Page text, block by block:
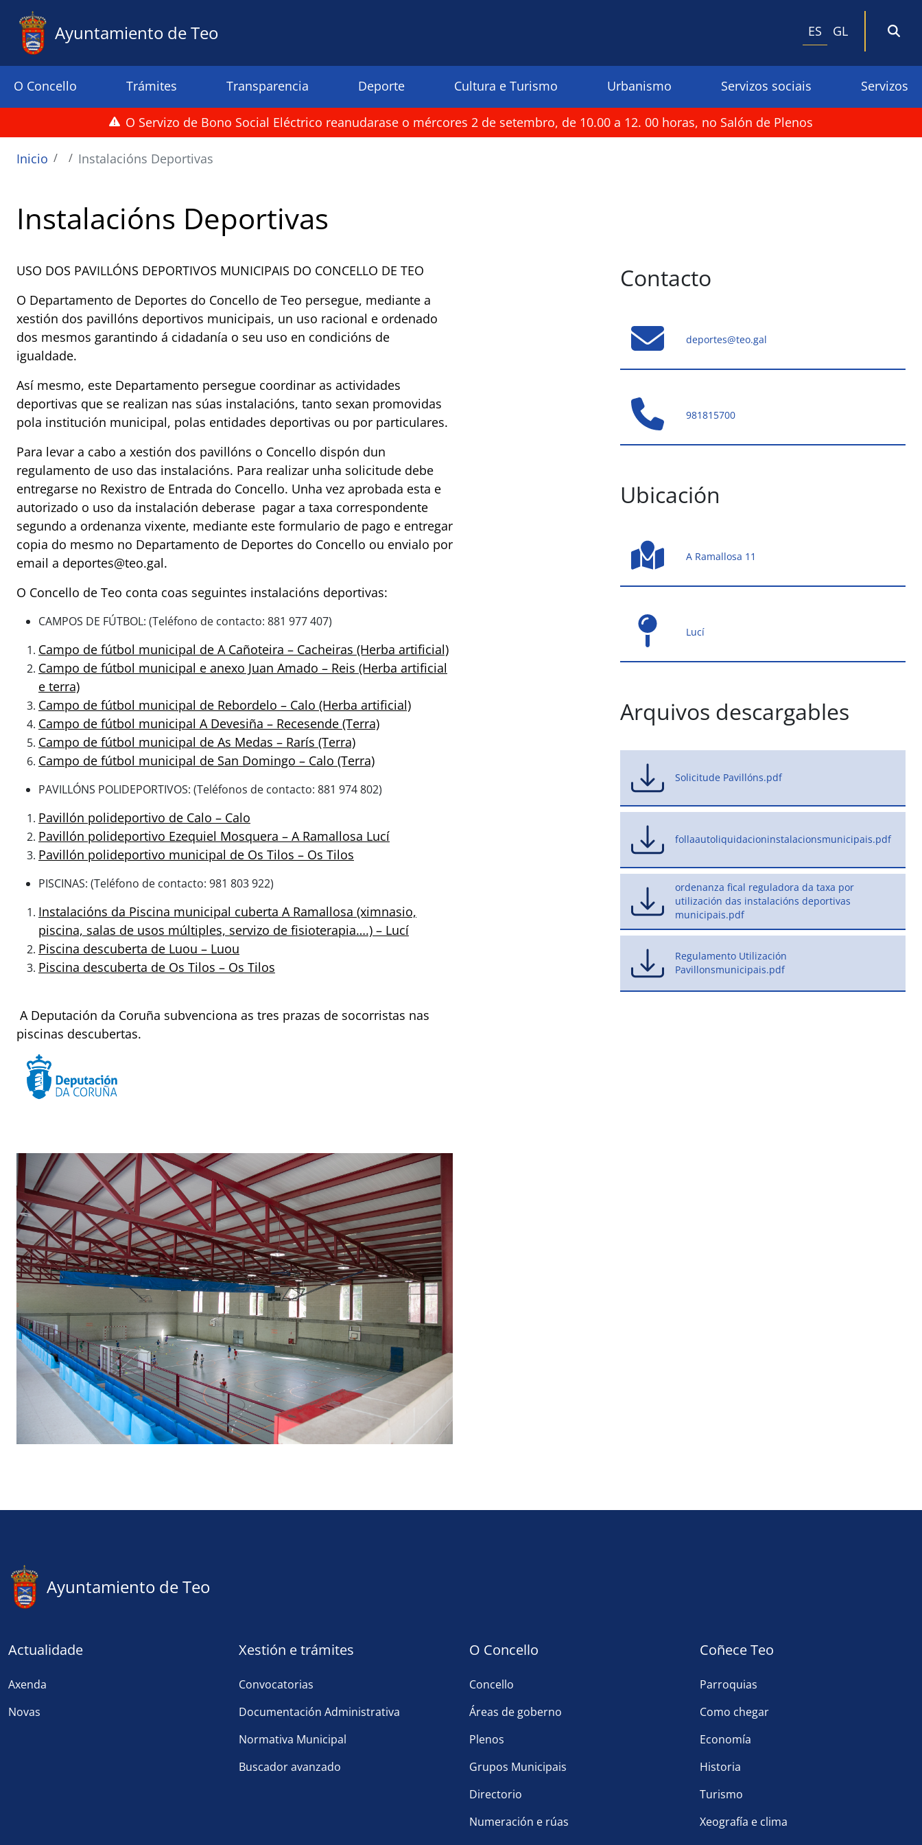
Pasar al contenido principal
Ayuntamiento de Teo ES GL
Menu principal
O Concello Trámites Transparencia Deporte Cultura e Turismo Urbanismo Servizos sociais Servizos
O Servizo de Bono Social Eléctrico reanudarase o mércores 2 de setembro, de 10.00 a 12. 00 horas, no Salón de Plenos
Ruta de navegación
Inicio Instalacións Deportivas
Instalacións Deportivas
USO DOS PAVILLÓNS DEPORTIVOS MUNICIPAIS DO CONCELLO DE TEO
O Departamento de Deportes do Concello de Teo persegue, mediante a
xestión dos pavillóns deportivos municipais, un uso racional e ordenado
dos mesmos garantindo á cidadanía o seu uso en condicións de
igualdade.
Así mesmo, este Departamento persegue coordinar as actividades
deportivas que se realizan nas súas instalacións, tanto sexan promovidas
pola institución municipal, polas entidades deportivas ou por particulares.
Para levar a cabo a xestión dos pavillóns o Concello dispón dun
regulamento de uso das instalacións. Para realizar unha solicitude debe
entregarse no Rexistro de Entrada do Concello. Unha vez aprobada esta e
autorizado o uso da instalación deberase pagar a taxa correspondente
segundo a ordenanza vixente, mediante este formulario de pago e entregar
copia do mesmo no Departamento de Deportes do Concello ou envialo por
email a deportes@teo.gal.
O Concello de Teo conta coas seguintes instalacións deportivas:
CAMPOS DE FÚTBOL: (Teléfono de contacto: 881 977 407)
Campo de fútbol municipal de A Cañoteira – Cacheiras (Herba artificial)
Campo de fútbol municipal e anexo Juan Amado – Reis (Herba artificial
e terra)
Campo de fútbol municipal de Rebordelo – Calo (Herba artificial)
Campo de fútbol municipal A Devesiña – Recesende (Terra)
Campo de fútbol municipal de As Medas – Rarís (Terra)
Campo de fútbol municipal de San Domingo – Calo (Terra)
PAVILLÓNS POLIDEPORTIVOS: (Teléfonos de contacto: 881 974 802)
Pavillón polideportivo de Calo – Calo
Pavillón polideportivo Ezequiel Mosquera – A Ramallosa Lucí
Pavillón polideportivo municipal de Os Tilos – Os Tilos
PISCINAS: (Teléfono de contacto: 981 803 922)
Instalacións da Piscina municipal cuberta A Ramallosa (ximnasio,
piscina, salas de usos múltiples, servizo de fisioterapia….) – Lucí
Piscina descuberta de Luou – Luou
Piscina descuberta de Os Tilos – Os Tilos
A Deputación da Coruña subvenciona as tres prazas de socorristas nas
piscinas descubertas.
Contacto
deportes@teo.gal
981815700
Ubicación
A Ramallosa 11
Lucí
Arquivos descargables
Solicitude Pavillóns.pdf
follaautoliquidacioninstalacionsmunicipais.pdf
ordenanza fical reguladora da taxa por
utilización das instalacións deportivas
municipais.pdf
Regulamento Utilización
Pavillonsmunicipais.pdf
Ayuntamiento de Teo
Actualidade
Axenda
Novas
Xestión e trámites
Convocatorias
Documentación Administrativa
Normativa Municipal
Buscador avanzado
O Concello
Concello
Áreas de goberno
Plenos
Grupos Municipais
Directorio
Numeración e rúas
Coñece Teo
Parroquias
Como chegar
Economía
Historia
Turismo
Xeografía e clima